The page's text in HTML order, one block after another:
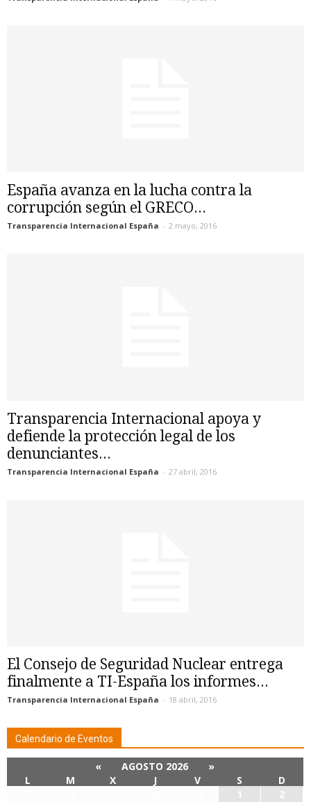
España avanza en la lucha contra la
corrupción según el GRECO...
Transparencia Internacional España - 2 mayo, 2016
Transparencia Internacional apoya y
defiende la protección legal de los
denunciantes...
Transparencia Internacional España - 27 abril, 2016
El Consejo de Seguridad Nuclear entrega
finalmente a TI-España los informes...
Transparencia Internacional España - 18 abril, 2016
Calendario de Eventos
« AGOSTO 2026
»
L
M X J V S
D
1
2